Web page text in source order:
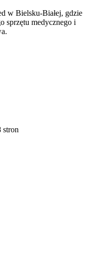
w Bielsku-Białej, gdzie
sprzętu medycznego i
stron